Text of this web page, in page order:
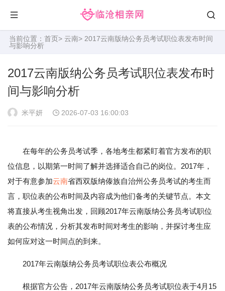
当前位置： 首页> 云南> 2017云南版纳公务员考试职位表发布时间
与影响分析
2017云南版纳公务员考试职位表发布时
间与影响分析
米平妍 2026-07-03 16:00:03
在每年的公务员考试季，各地考生都紧盯着官方发布的职
位信息，以期第一时间了解并选择适合自己的岗位。2017年，
对于有意参加云南省西双版纳傣族自治州公务员考试的考生而
言，职位表的公布时间及内容成为他们备考的关键节点。本文
将直接从考生视角出发，回顾2017年云南版纳公务员考试职位
表的公布情况，分析其发布时间对考生的影响，并探讨考生应
如何应对这一时间点的到来。
2017年云南版纳公务员考试职位表公布概况
根据官方公告，2017年云南版纳公务员考试职位表于4月15